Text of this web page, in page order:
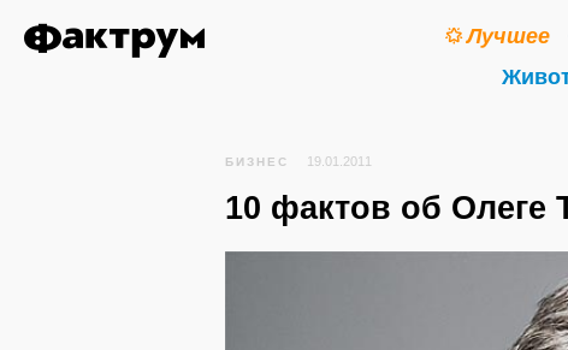
Лучшее
БИЗНЕС 19.01.2011
10 фактов об Олеге